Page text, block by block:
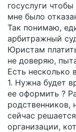
госуслуги
мне было
Так понимаю,
арбитражный
Юристам
не доверяю,
Есть несколько
1. Нужна будет
ее оформить ?
родственников,
сейчас
организации,